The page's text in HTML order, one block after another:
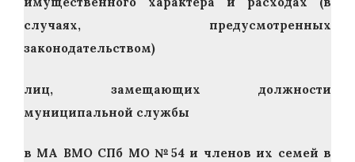
случаях, предусмотренных
законодательством)
лиц, замещающих должности
муниципальной службы
в МА ВМО СПб МО №54 и членов их семей в